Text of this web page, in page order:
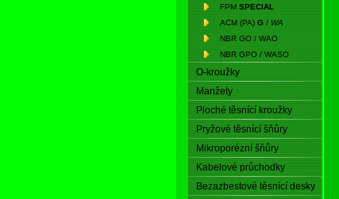
FPM SPECIAL
ACM (PA) G / WA
NBR GO / WAO
NBR GPO / WASO
O-kroužky
Manžety
Ploché těsnící kroužky
Pryžové těsnící šňůry
Mikroporézní šňůry
Kabelové průchodky
Bezazbestové těsnící desky